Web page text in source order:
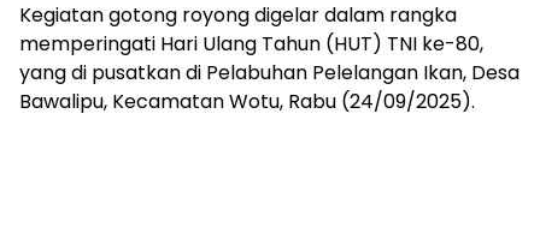
Kegiatan gotong royong digelar dalam rangka
memperingati Hari Ulang Tahun (HUT) TNI ke-80,
yang di pusatkan di Pelabuhan Pelelangan Ikan, Desa
Bawalipu, Kecamatan Wotu, Rabu (24/09/2025).